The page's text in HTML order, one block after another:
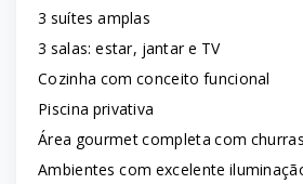
3 suítes amplas
3 salas: estar, jantar e TV
Cozinha com conceito funcional
Piscina privativa
Área gourmet completa com
Ambientes com excelente